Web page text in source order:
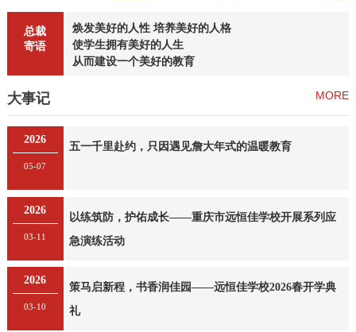
总裁
寄语
焕发美好的人性 培养美好的人格
使学生拥有美好的人生
从而建设一个美好的教育
大事记 MORE
2026
05-07
五一千里赴约，只因遇见詹大年式的温暖教育
2026
03-11
以练筑防，护佑成长——重庆市远恒佳学校开展系列应
急演练活动
2026
03-10
策马启新程，书香润佳园——远恒佳学校2026春开学典
礼